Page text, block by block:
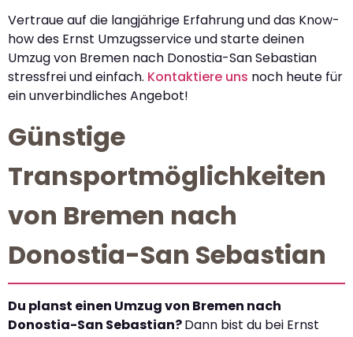
Vertraue auf die langjährige Erfahrung und das Know-
how des Ernst Umzugsservice und starte deinen
Umzug von Bremen nach Donostia-San Sebastian
stressfrei und einfach. Kontaktiere uns noch heute für
ein unverbindliches Angebot!
Günstige
Transportmöglichkeiten
von Bremen nach
Donostia-San Sebastian
Du planst einen Umzug von Bremen nach
Donostia-San Sebastian?Dann bist du bei Ernst